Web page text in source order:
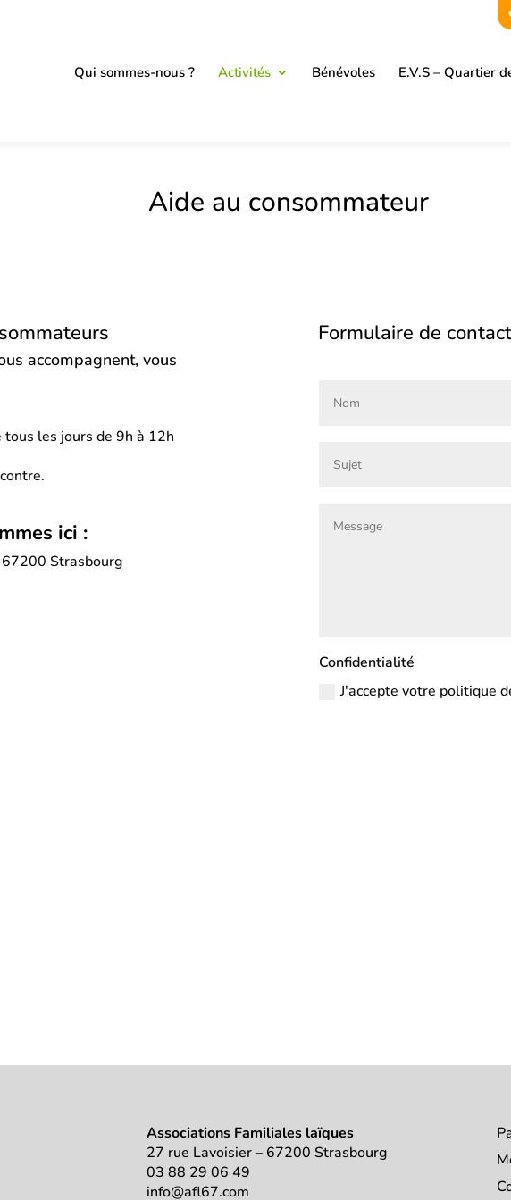
Qui sommes-nous ? Activités Bénévoles E.V.S – Quartier
Aide au consommateur
accompagnent, vous
les jours de 9h à 12h
ici :
Strasbourg
Formulaire de contact
Confidentialité
J'accepte votre politique
Associations Familiales laïques
27 rue Lavoisier – 67200 Strasbourg
03 88 29 06 49
info@afl67.com